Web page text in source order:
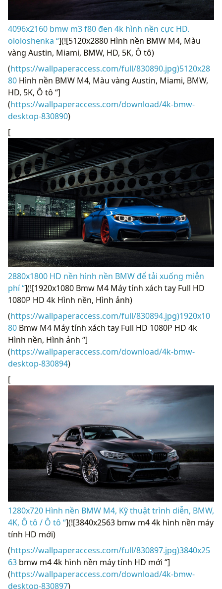
4096x2160 bmw m3 f80 đen 4k hình nền cực HD.
ololoshenka “](![5120x2880 Hình nền BMW M4, Màu
vàng Austin, Miami, BMW, HD, 5K, Ô tô)
(https://wallpaperaccess.com/full/830890.jpg)5120x28
80 Hình nền BMW M4, Màu vàng Austin, Miami, BMW,
HD, 5K, Ô tô “]
(https://wallpaperaccess.com/download/4k-bmw-
desktop-830890)
[
2880x1800 HD nền hình nền BMW để tải xuống miễn
phí “](![1920x1080 Bmw M4 Máy tính xách tay Full HD
1080P HD 4k Hình nền, Hình ảnh)
(https://wallpaperaccess.com/full/830894.jpg)1920x10
80 Bmw M4 Máy tính xách tay Full HD 1080P HD 4k
Hình nền, Hình ảnh “]
(https://wallpaperaccess.com/download/4k-bmw-
desktop-830894)
[
1280x720 Hình nền BMW M4, Kỹ thuật trình diễn, BMW,
4K, Ô tô / Ô tô “](![3840x2563 bmw m4 4k hình nền máy
tính HD mới)
(https://wallpaperaccess.com/full/830897.jpg)3840x25
63 bmw m4 4k hình nền máy tính HD mới “]
(https://wallpaperaccess.com/download/4k-bmw-
desktop-830897)